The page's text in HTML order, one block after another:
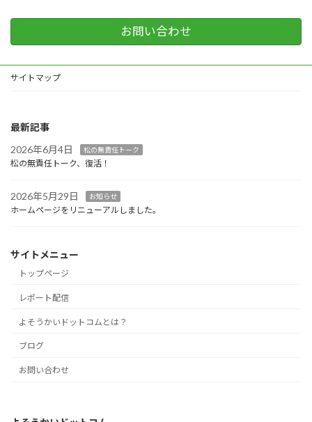
お問い合わせ
サイトマップ
最新記事
2026年6月4日
松の無責任トーク
松の無責任トーク、復活！
2026年5月29日 お知らせ
ホームページをリニューアルしました。
サイトメニュー
トップページ
レポート配信
よそうかいドットコムとは？
ブログ
お問い合わせ